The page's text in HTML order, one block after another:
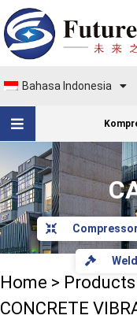
Bahasa Indonesia
Compressor
Home > Products
CONCRETE